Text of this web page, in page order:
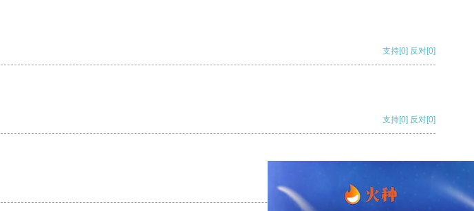
支持[0] 反对[0]
支持[0] 反对[0]
支持